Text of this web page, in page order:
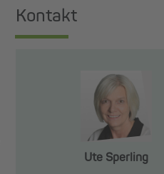
Kontakt
Ute Sperling